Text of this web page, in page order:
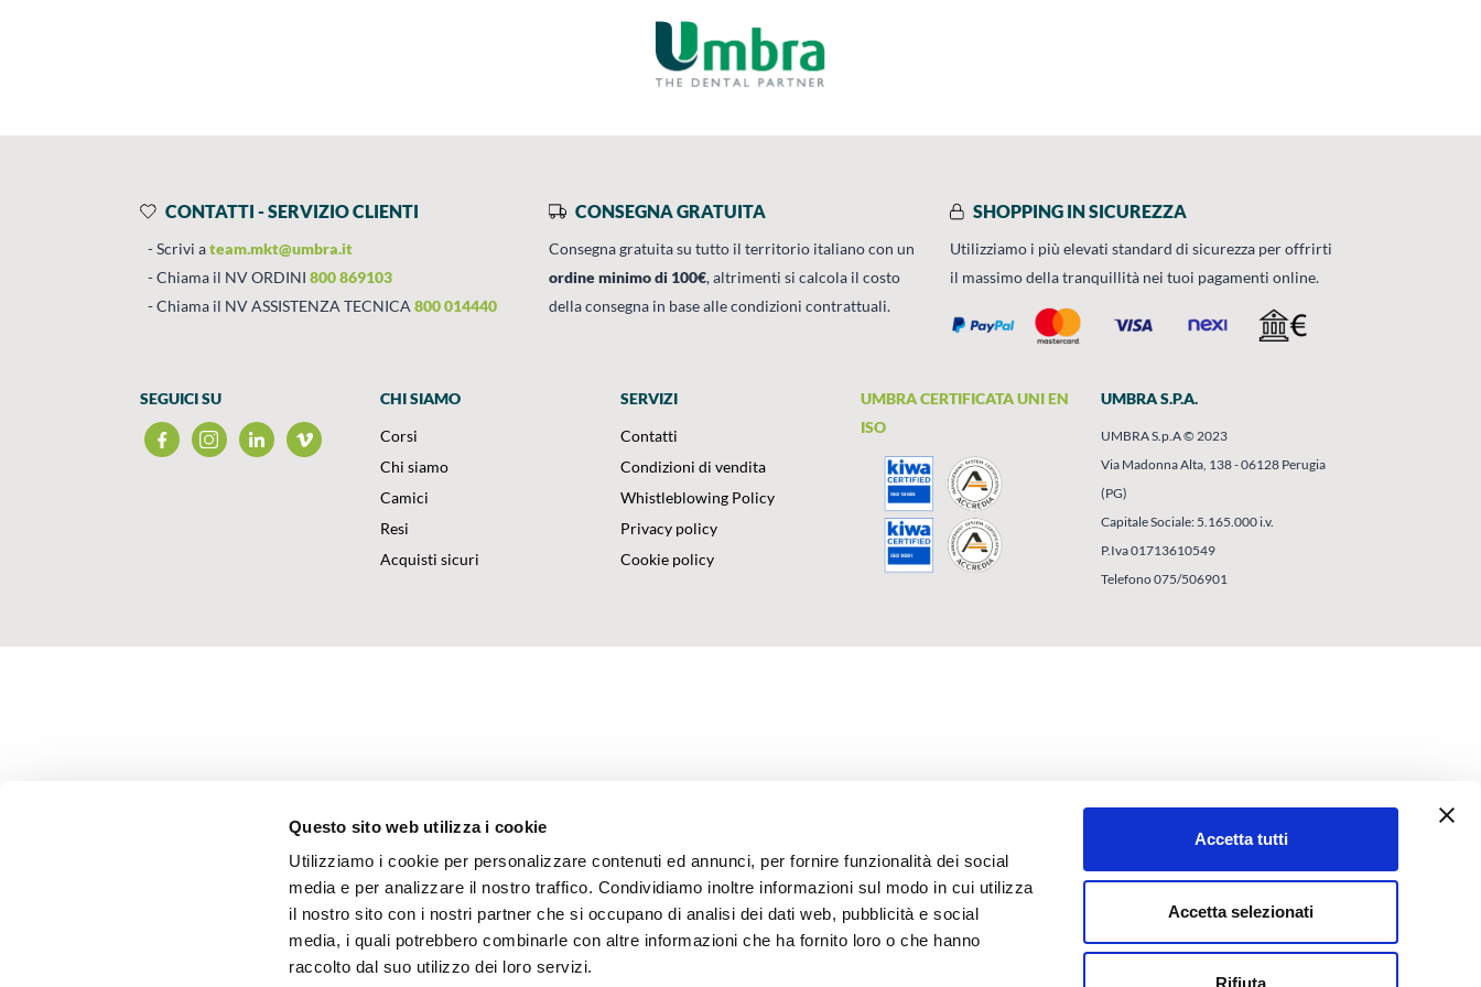
Questo sito web utilizza i cookie
Utilizziamo i cookie per personalizzare contenuti ed annunci, per fornire funzionalità dei social
media e per analizzare il nostro traffico. Condividiamo inoltre informazioni sul modo in cui utilizza
il nostro sito con i nostri partner che si occupano di analisi dei dati web, pubblicità e social
media, i quali potrebbero combinarle con altre informazioni che ha fornito loro o che hanno
raccolto dal suo utilizzo dei loro servizi.
Accetta tutti
Accetta selezionati
Rifiuta
CONTATTI - SERVIZIO CLIENTI
Scrivi ateam.mkt@umbra.it
Chiama il NV ORDINI 800 869103
Chiama il NV ASSISTENZA TECNICA 800 014440
CONSEGNA GRATUITA
Consegna gratuita su tutto il territorio italiano con un
ordine minimo di 100€, altrimenti si calcola il costo
della consegna in base alle condizioni contrattuali.
SHOPPING IN SICUREZZA
Utilizziamo i più elevati standard di sicurezza per offrirti
il massimo della tranquillità nei tuoi pagamenti online.
SEGUICI SU
CHI SIAMO
Corsi
Chi siamo
Camici
Resi
Acquisti sicuri
SERVIZI
Contatti
Condizioni di vendita
Whistleblowing Policy
Privacy policy
Cookie policy
UMBRA CERTIFICATA UNI EN
ISO
UMBRA S.P.A.
UMBRA S.p.A © 2023
Via Madonna Alta, 138 - 06128 Perugia
(PG)
Capitale Sociale: 5.165.000 i.v.
P.Iva 01713610549
Telefono 075/506901